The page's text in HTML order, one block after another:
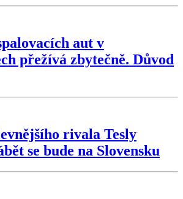
aut v
přežívá zbytečně. Důvod
rivala Tesly
se bude na Slovensku